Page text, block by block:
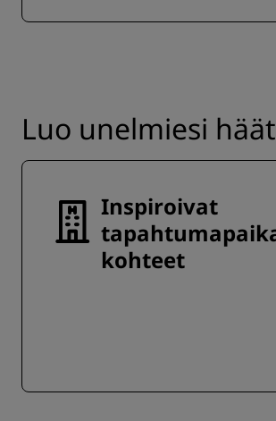
Luo unelmiesi häät
Inspiroivat
kohteet